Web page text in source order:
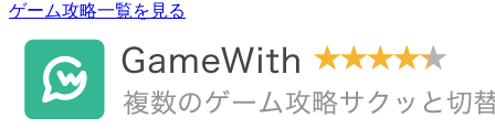
ゲーム攻略一覧を見る